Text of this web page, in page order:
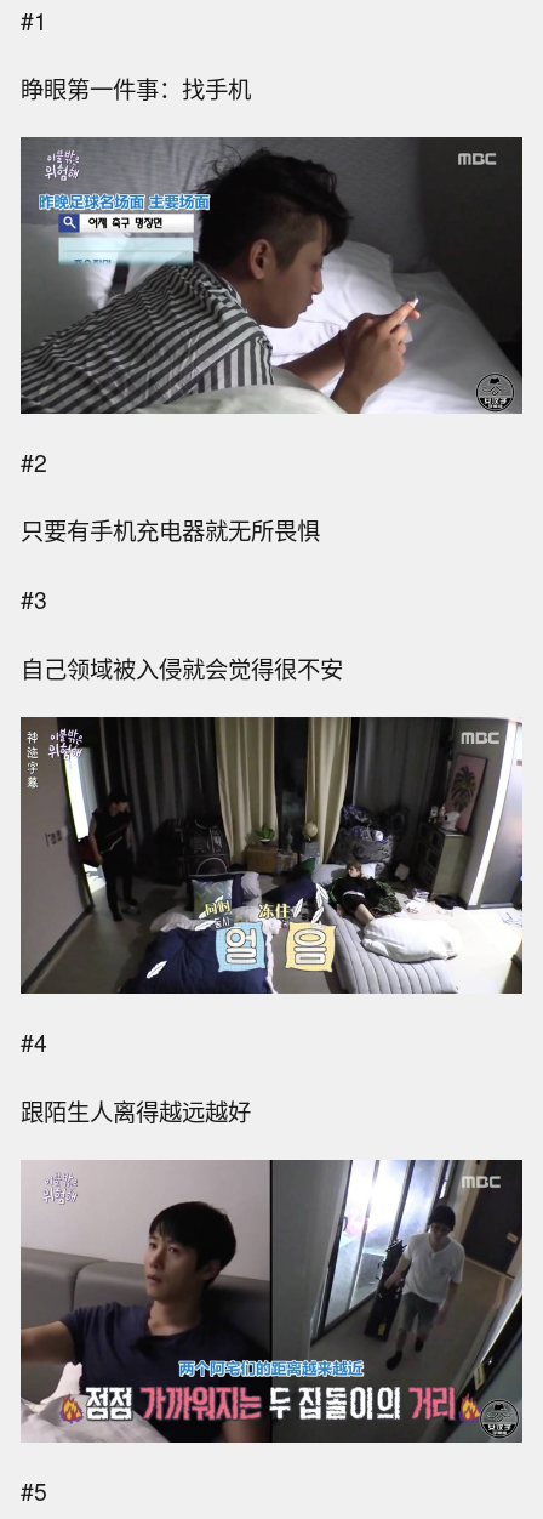
#1
睁眼第一件事：找手机
#2
只要有手机充电器就无所畏惧
#3
自己领域被入侵就会觉得很不安
#4
跟陌生人离得越远越好
#5